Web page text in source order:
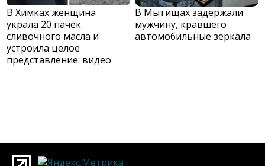
В Химках женщина
украла 20 пачек
сливочного масла и
устроила целое
представление: видео
В Мытищах задержали
мужчину, кравшего
автомобильные зеркала